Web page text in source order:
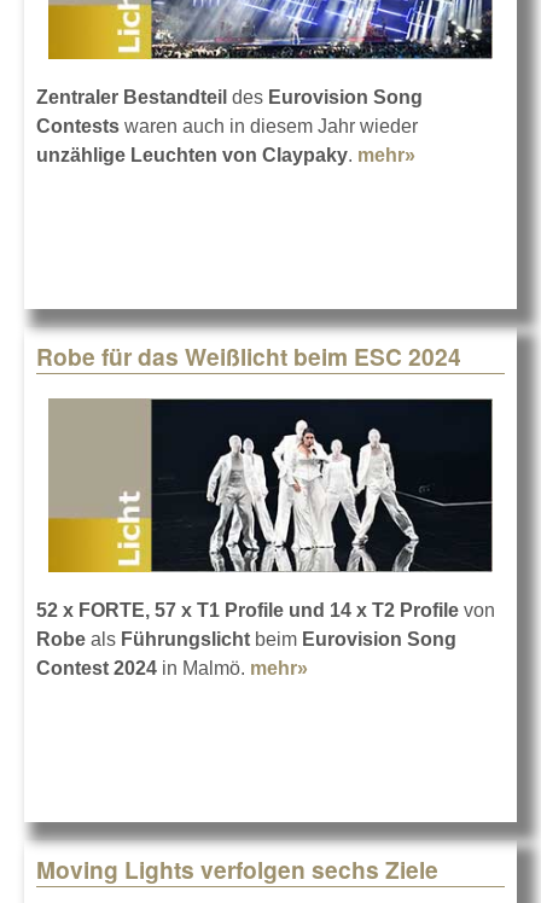
Zentraler Bestandteil des Eurovision Song
Contests waren auch in diesem Jahr wieder
unzählige Leuchten von Claypaky. mehr»
Robe für das Weißlicht beim ESC 2024
52 x FORTE, 57 x T1 Profile und 14 x T2 Profile von
Robe als Führungslicht beim Eurovision Song
Contest 2024 in Malmö. mehr»
Moving Lights verfolgen sechs Ziele